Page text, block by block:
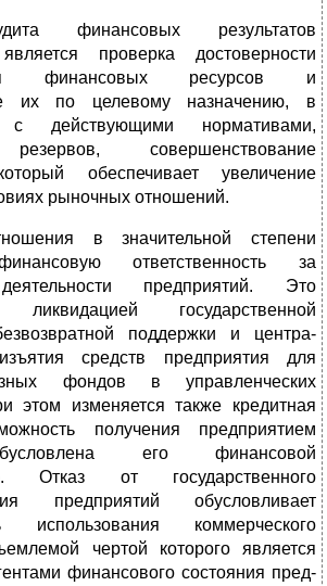
финансовых результатов
проверка достоверности
финансо­вых ресурсов и
их по целевому назначению, в
с действующими нормативами,
совершенствование
обеспечи­вает увеличение
рыночных отношений.
в значительной степени
ответственность за
предприятий. Это
ликвидацией государ­ственной
поддержки и центра­
средств предприятия для
фондов в управленческих
этом изменяется также кредитная
полу­чения предприятием
его финансовой
Отказ от государственного
предприятий обусловливает
использования коммерческого
чертой которого яв­ляется
финансового состояния пред­